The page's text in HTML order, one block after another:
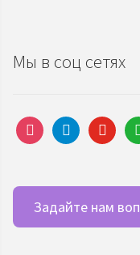
Мы в соц сетях
instagramtelegramyoutube
Задайте нам